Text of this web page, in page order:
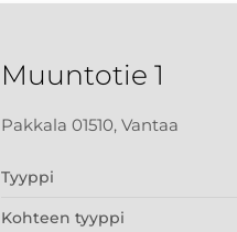
Muuntotie 1
Pakkala 01510, Vantaa
Tyyppi
Kohteen tyyppi